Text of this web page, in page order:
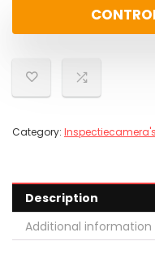
Category: Inspectiecamera's
Description
Additional information